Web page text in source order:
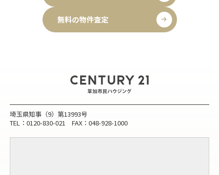
無料の物件査定
埼玉県知事（9）第13993号
TEL：0120-830-021 FAX：048-928-1000